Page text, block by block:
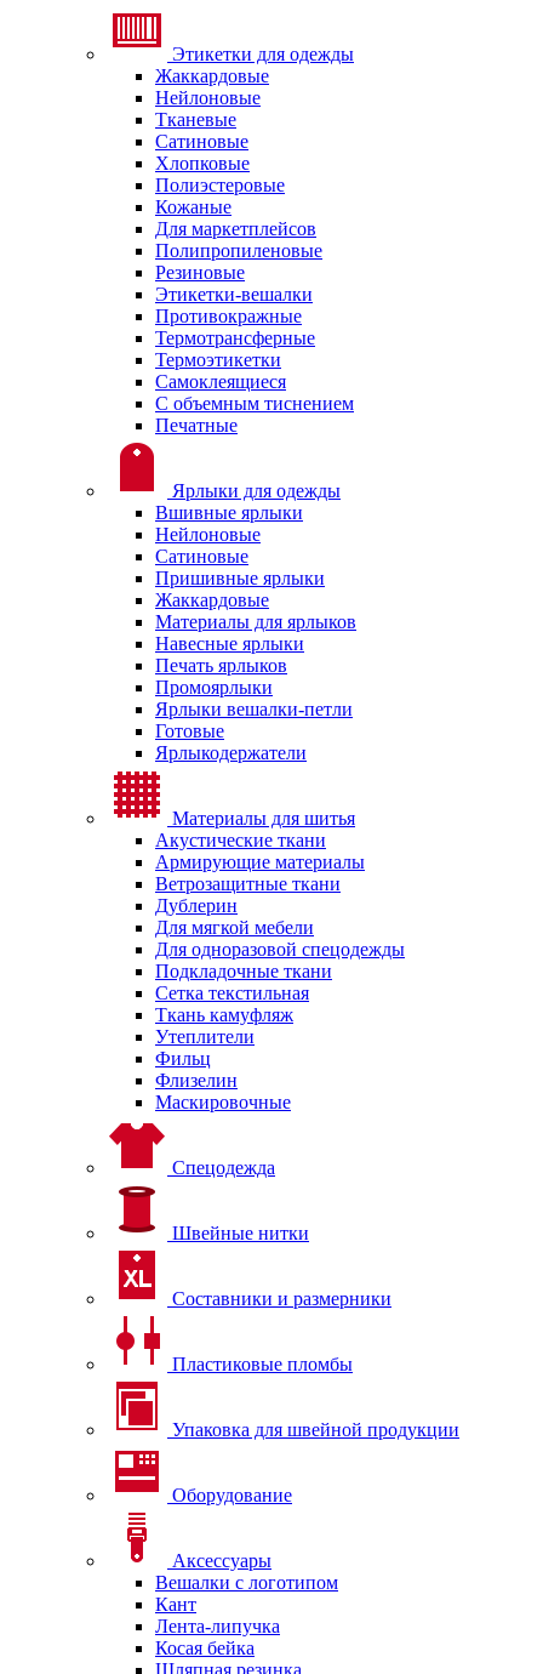
Этикетки для одежды
Жаккардовые
Нейлоновые
Тканевые
Сатиновые
Хлопковые
Полиэстеровые
Кожаные
Для маркетплейсов
Полипропиленовые
Резиновые
Этикетки-вешалки
Противокражные
Термотрансферные
Термоэтикетки
Самоклеящиеся
С объемным тиснением
Печатные
Ярлыки для одежды
Вшивные ярлыки
Нейлоновые
Сатиновые
Пришивные ярлыки
Жаккардовые
Материалы для ярлыков
Навесные ярлыки
Печать ярлыков
Промоярлыки
Ярлыки вешалки-петли
Готовые
Ярлыкодержатели
Материалы для шитья
Акустические ткани
Армирующие материалы
Ветрозащитные ткани
Дублерин
Для мягкой мебели
Для одноразовой спецодежды
Подкладочные ткани
Сетка текстильная
Ткань камуфляж
Утеплители
Фильц
Флизелин
Маскировочные
Спецодежда
Швейные нитки
Составники и размерники
Пластиковые пломбы
Упаковка для швейной продукции
Оборудование
Аксессуары
Вешалки с логотипом
Кант
Лента-липучка
Косая бейка
Шляпная резинка